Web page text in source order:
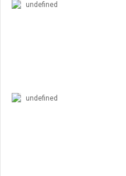
undefined
undefined